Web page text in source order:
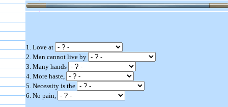
1. Love at
2. Man cannot live by
3. Many hands
4. More haste,
5. Necessity is the
6. No pain,